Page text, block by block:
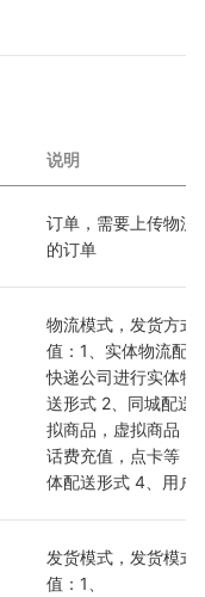
说明
订单，需要上传物流
的订单
物流模式，发货方式
值：1、实体物流配
快递公司进行实体物
送形式 2、同城配送
拟商品，虚拟商品，
话费充值，点卡等，
体配送形式 4、用户
发货模式，发货模式
值：1、